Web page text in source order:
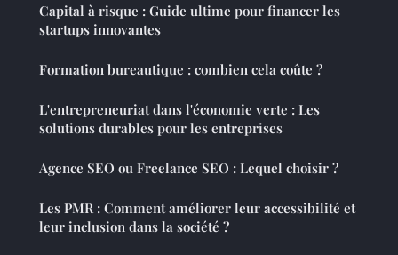
Capital à risque : Guide ultime pour financer les
startups innovantes
Formation bureautique : combien cela coûte ?
L'entrepreneuriat dans l'économie verte : Les
solutions durables pour les entreprises
Agence SEO ou Freelance SEO : Lequel choisir ?
Les PMR : Comment améliorer leur accessibilité et
leur inclusion dans la société ?